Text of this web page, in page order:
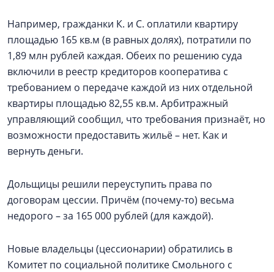
Например, гражданки К. и С. оплатили квартиру
площадью 165 кв.м (в равных долях), потратили по
1,89 млн рублей каждая. Обеих по решению суда
включили в реестр кредиторов кооператива с
требованием о передаче каждой из них отдельной
квартиры площадью 82,55 кв.м. Арбитражный
управляющий сообщил, что требования признаёт, но
возможности предоставить жильё – нет. Как и
вернуть деньги.
Дольщицы решили переуступить права по
договорам цессии. Причём (почему-то) весьма
недорого – за 165 000 рублей (для каждой).
Новые владельцы (цессионарии) обратились в
Комитет по социальной политике Смольного с